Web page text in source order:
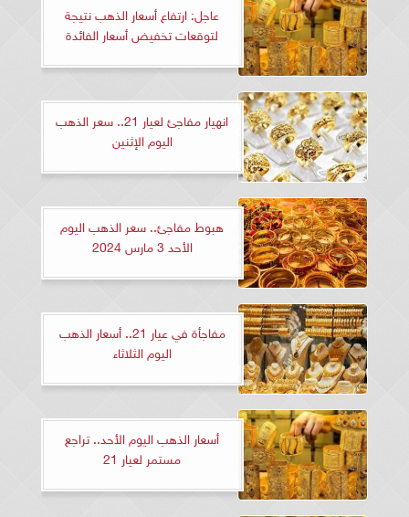
عاجل: ارتفاع أسعار الذهب نتيجة
لتوقعات تخفيض أسعار الفائدة
انهيار مفاجئ لعيار 21.. سعر الذهب
اليوم الإثنين
هبوط مفاجئ.. سعر الذهب اليوم
الأحد 3 مارس 2024
مفاجأة في عيار 21.. أسعار الذهب
اليوم الثلاثاء
أسعار الذهب اليوم الأحد.. تراجع
مستمر لعيار 21